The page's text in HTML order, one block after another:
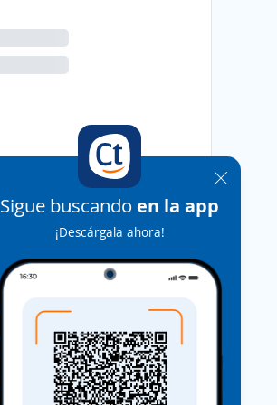
Sigue buscando en la app
¡Descárgala ahora!